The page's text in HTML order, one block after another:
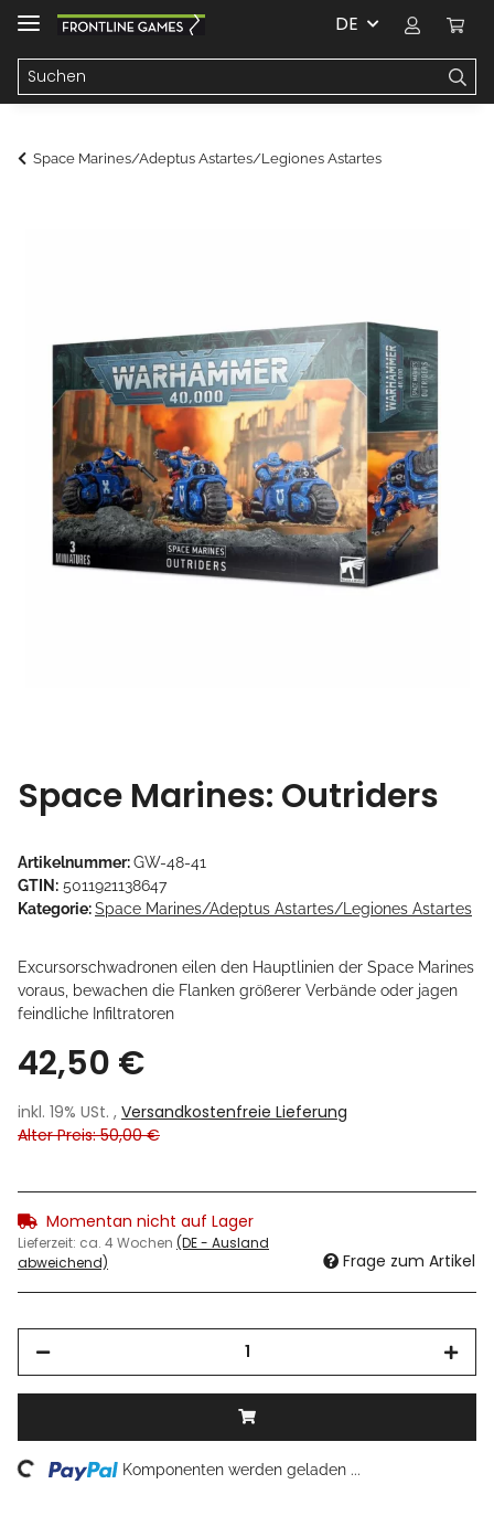
DE
Space Marines/Adeptus Astartes/Legiones Astartes
Space Marines: Outriders
Artikelnummer:GW-48-41
GTIN: 5011921138647
Kategorie:Space Marines/Adeptus Astartes/Legiones Astartes
Excursorschwadronen eilen den Hauptlinien der Space Marines
voraus, bewachen die Flanken größerer Verbände oder jagen
feindliche Infiltratoren
42,50 €
inkl. 19% USt. , Versandkostenfreie Lieferung
Alter Preis: 50,00 €
Momentan nicht auf Lager
Lieferzeit: ca. 4 Wochen (DE - Ausland
abweichend)
Frage zum Artikel
Komponenten werden geladen ...